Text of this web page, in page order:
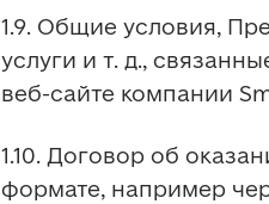
1.9. Общие условия,
услуги и т. д.,
веб-сайте компании
1.10. Договор об
формате, например